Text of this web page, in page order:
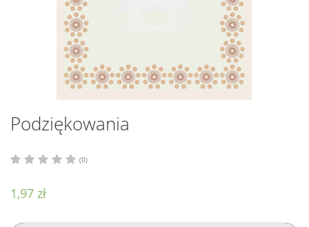
Podziękowania
(0)
1,97 zł